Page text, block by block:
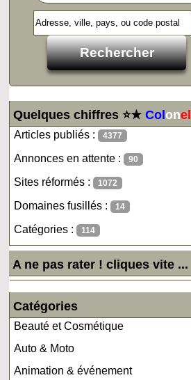
Quelques chiffres ⭐★Colonel
Articles publiés : 4377
Annonces en attente : 90
Sites réformés : 1072
Domaines fusillés : 14
Catégories : 114
A ne pas rater ! cliques vite ...
Catégories
Beauté et Cosmétique
Auto & Moto
Animation & événement